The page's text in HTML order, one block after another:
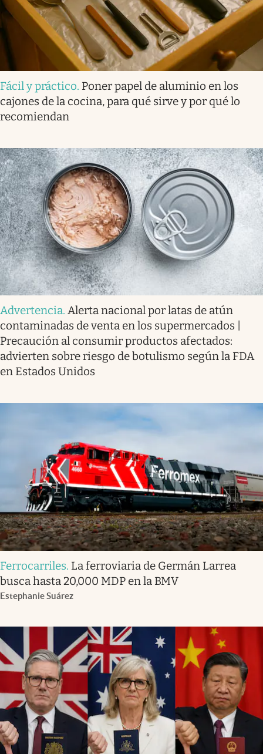
Fácil y práctico. Poner papel de aluminio en los
cajones de la cocina, para qué sirve y por qué lo
recomiendan
Advertencia. Alerta nacional por latas de atún
contaminadas de venta en los supermercados |
Precaución al consumir productos afectados:
advierten sobre riesgo de botulismo según la FDA
en Estados Unidos
Ferrocarriles. La ferroviaria de Germán Larrea
busca hasta 20,000 MDP en la BMV
Estephanie Suárez